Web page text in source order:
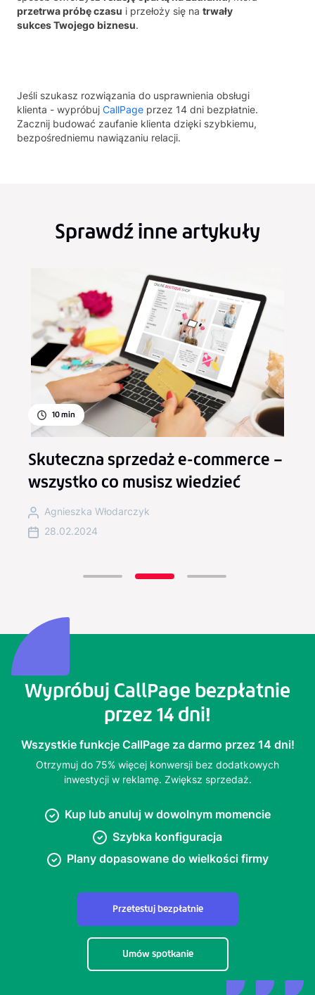
przetrwa próbę czasu i przełoży się na trwały
sukces Twojego biznesu.
Jeśli szukasz rozwiązania do usprawnienia obsługi
klienta - wypróbuj CallPage przez 14 dni bezpłatnie.
Zacznij budować zaufanie klienta dzięki szybkiemu,
bezpośredniemu nawiązaniu relacji.
Sprawdź inne artykuły
10min
Skuteczna sprzedaż e-commerce –
wszystko co musisz wiedzieć
Agnieszka Włodarczyk
28.02.2024
Wypróbuj CallPage bezpłatnie
przez 14 dni!
Wszystkie funkcje CallPage za darmo przez 14 dni!
Otrzymuj do 75% więcej konwersji bez dodatkowych
inwestycji w reklamę. Zwiększ sprzedaż.
Kup lub anuluj w dowolnym momencie
Szybka konfiguracja
Plany dopasowane do wielkości firmy
Przetestuj bezpłatnie
Umów spotkanie